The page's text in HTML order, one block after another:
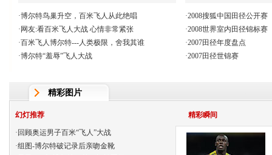
·博尔特鸟巢升空，百米飞人从此绝唱
· 网友:看百米飞人大战 心情非常紧张
·百米飞人博尔特---人类极限，舍我其谁
·博尔特“羞辱”飞人大战
·2008搜狐中国田径公开赛
·2008世界室内田径锦标赛
·2007田径年度盘点
·2007田径世锦赛
精彩图片
幻灯推荐
· 回顾奥运男子百米“飞人”大战
·组图-博尔特破记录后亲吻金靴
精彩瞬间